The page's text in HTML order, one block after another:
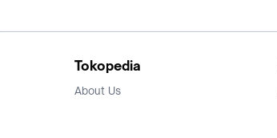
Tokopedia
About Us